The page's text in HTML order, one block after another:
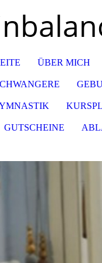
ÜBER MICH
GUTSCHEINE